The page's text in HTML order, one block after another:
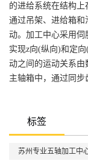
的进给系统在结构上
通过吊架、进给箱
动。加工中心采用伺
实现z向(纵向)和定
动之间的运动关系由
主轴箱中，通过同步
标签
苏州专业五轴加工中